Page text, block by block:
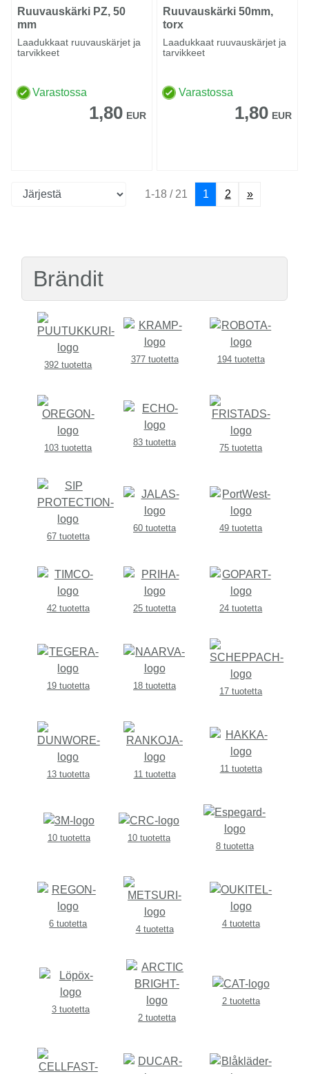
Ruuvauskärki PZ, 50
mm
Laadukkaat ruuvauskärjet ja
tarvikkeet
Varastossa
1,80 EUR
Ruuvauskärki 50mm,
torx
Laadukkaat ruuvauskärjet ja
tarvikkeet
Varastossa
1,80 EUR
1-18 / 21 1 2 »
Brändit
392 tuotetta
377 tuotetta 194 tuotetta
103 tuotetta
83 tuotetta
75 tuotetta
67 tuotetta
60 tuotetta 49 tuotetta
42 tuotetta 25 tuotetta 24 tuotetta
19 tuotetta 18 tuotetta
17 tuotetta
13 tuotetta 11 tuotetta
11 tuotetta
10 tuotetta
10 tuotetta
8 tuotetta
6 tuotetta
4 tuotetta
4 tuotetta
3 tuotetta
2 tuotetta
2 tuotetta